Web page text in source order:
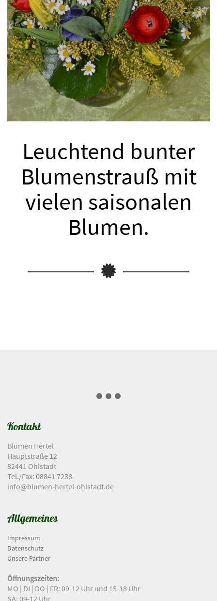
Leuchtend bunter
Blumenstrauß mit
vielen saisonalen
Blumen.
Kontakt
Blumen Hertel
Hauptstraße 12
82441 Ohlstadt
Tel./Fax: 08841 7238
info@blumen-hertel-ohlstadt.de
Allgemeines
Impressum
Datenschutz
Unsere Partner
Öffnungszeiten:
MO | DI | DO | FR: 09-12 Uhr und 15-18 Uhr
SA: 09-12 Uhr